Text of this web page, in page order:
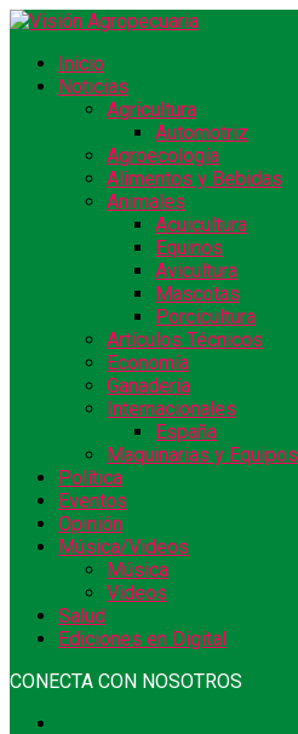
Inicio
Noticias
Agricultura
Automotriz
Agroecología
Alimentos y Bebidas
Animales
Acuicultura
Equinos
Avicultura
Mascotas
Porcicultura
Artículos Técnicos
Economía
Ganadería
Internacionales
España
Maquinarias y Equipos
Política
Eventos
Opinión
Música/Videos
Música
Videos
Salud
Ediciones en Digital
CONECTA CON NOSOTROS